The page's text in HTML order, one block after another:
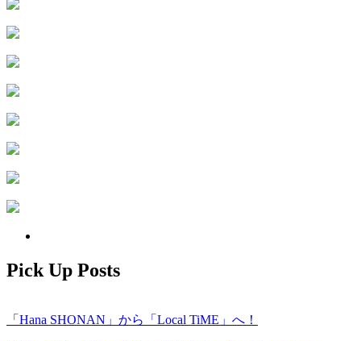
Pick Up Posts
「Hana SHONAN」から「Local TiME」へ！